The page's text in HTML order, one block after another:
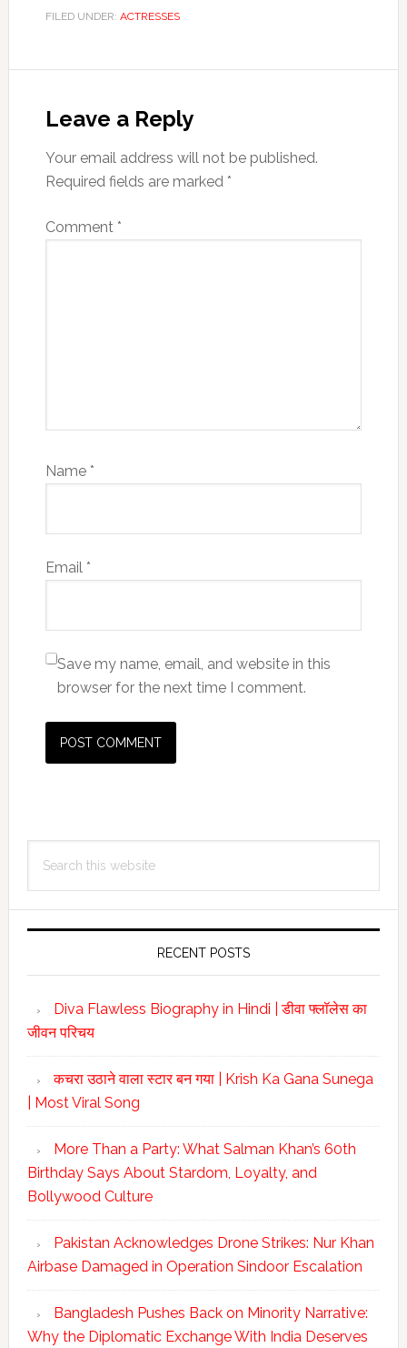
FILED UNDER: ACTRESSES
Interactions
Leave a Reply
Your email address will not be published.
Required fields are marked *
Comment *
Name *
Email *
Save my name, email, and website in this
browser for the next time I comment.
Primary
Sidebar
this
RECENT POSTS
Diva Flawless Biography in Hindi | डीवा फ्लॉलेस का
जीवन परिचय
कचरा उठाने वाला स्टार बन गया | Krish Ka Gana Sunega
| Most Viral Song
More Than a Party: What Salman Khan’s 60th
Birthday Says About Stardom, Loyalty, and
Bollywood Culture
Pakistan Acknowledges Drone Strikes: Nur Khan
Airbase Damaged in Operation Sindoor Escalation
Bangladesh Pushes Back on Minority Narrative:
Why the Diplomatic Exchange With India Deserves